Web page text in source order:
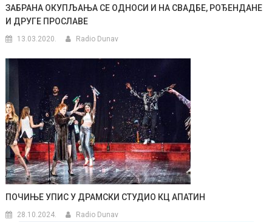
ЗАБРАНА ОКУПЉАЊА СЕ ОДНОСИ И НА СВАДБЕ, РОЂЕНДАНЕ
И ДРУГЕ ПРОСЛАВЕ
13.03.2020. Radio Dunav
ПОЧИЊЕ УПИС У ДРАМСКИ СТУДИО КЦ АПАТИН
28.10.2024. Radio Dunav